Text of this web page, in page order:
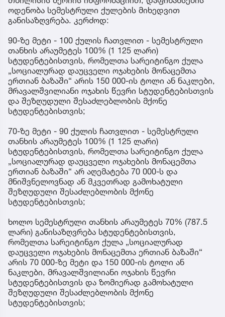
ოდენობა სემესტრული ქულების მიხედვით
განისაზღვრება. კერძოდ:
90-ზე მეტი - 100 ქულის ჩათვლით - სემესტრული
თანხის არაუმეტეს 100% (1 125 ლარი)
სტუდენტებისთვის, რომელთა სარეიტინგო ქულა
„სოციალურად დაუცველი ოჯახების მონაცემთა
ერთიან ბაზაში“ არის 150 000-ის ტოლი ან ნაკლები,
მრავალშვილიანი ოჯახის წევრი სტუდენტებისთვის
და შეზღუდული შესაძლებლობის მქონე
სტუდენტებისთვის;
​70-ზე მეტი - 90 ქულის ჩათვლით - სემესტრული
თანხის არაუმეტეს 100% (1 125 ლარი)
სტუდენტებისთვის, რომელთა სარეიტინგო ქულა
„სოციალურად დაუცველი ოჯახების მონაცემთა
ერთიან ბაზაში“ არ აღემატება 70 000-ს და
მნიშვნელოვნად ან მკვეთრად გამოხატული
შეზღუდული შესაძლებლობის მქონე
სტუდენტებისთვის;
ხოლო სემესტრული თანხის არაუმეტეს 70% (787.5
ლარი) განისაზღვრება სტუდენტებისთვის,
რომელთა სარეიტინგო ქულა „სოციალურად
დაუცველი ოჯახების მონაცემთა ერთიან ბაზაში“
არის 70 000-ზე მეტი და 150 000-ის ტოლი ან
ნაკლები, მრავალშვილიანი ოჯახის წევრი
სტუდენტებისთვის და ზომიერად გამოხატული
შეზღუდული შესაძლებლობის მქონე
სტუდენტებისთვის;